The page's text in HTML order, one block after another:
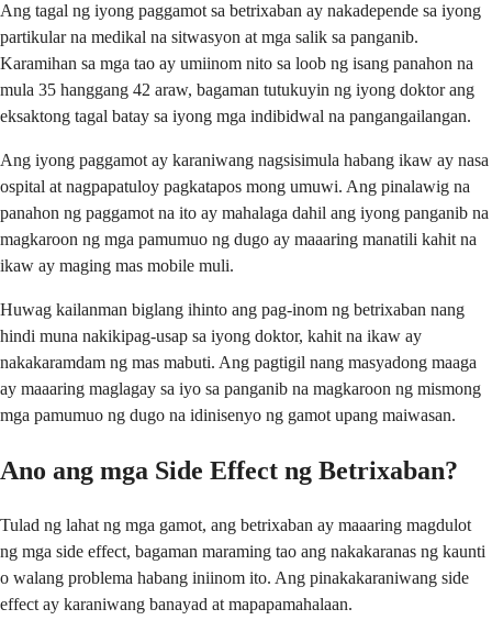
Ang tagal ng iyong paggamot sa betrixaban ay nakadepende sa iyong
partikular na medikal na sitwasyon at mga salik sa panganib.
Karamihan sa mga tao ay umiinom nito sa loob ng isang panahon na
mula 35 hanggang 42 araw, bagaman tutukuyin ng iyong doktor ang
eksaktong tagal batay sa iyong mga indibidwal na pangangailangan.
Ang iyong paggamot ay karaniwang nagsisimula habang ikaw ay nasa
ospital at nagpapatuloy pagkatapos mong umuwi. Ang pinalawig na
panahon ng paggamot na ito ay mahalaga dahil ang iyong panganib na
magkaroon ng mga pamumuo ng dugo ay maaaring manatili kahit na
ikaw ay maging mas mobile muli.
Huwag kailanman biglang ihinto ang pag-inom ng betrixaban nang
hindi muna nakikipag-usap sa iyong doktor, kahit na ikaw ay
nakakaramdam ng mas mabuti. Ang pagtigil nang masyadong maaga
ay maaaring maglagay sa iyo sa panganib na magkaroon ng mismong
mga pamumuo ng dugo na idinisenyo ng gamot upang maiwasan.
Ano ang mga Side Effect ng Betrixaban?
Tulad ng lahat ng mga gamot, ang betrixaban ay maaaring magdulot
ng mga side effect, bagaman maraming tao ang nakakaranas ng kaunti
o walang problema habang iniinom ito. Ang pinakakaraniwang side
effect ay karaniwang banayad at mapapamahalaan.